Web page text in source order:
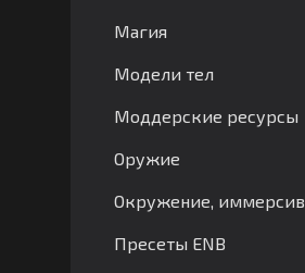
Магия
Модели тел
Моддерские ресурсы
Оружие
Окружение, иммерсив
Пресеты ENB